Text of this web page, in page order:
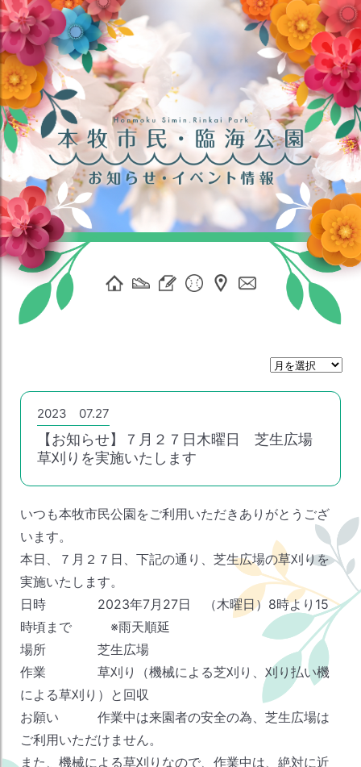
月
ア
イ
2023 07.27
【お知らせ】７月２７日木曜日 芝生広場
草刈りを実施いたします
いつも本牧市民公園をご利用いただきありがとうござ
います。
本日、７月２７日、下記の通り、芝生広場の草刈りを
実施いたします。
日時 2023年7月27日 （木曜日）8時より15
時頃まで ※雨天順延
場所 芝生広場
作業 草刈り（機械による芝刈り、刈り払い機
による草刈り）と回収
お願い 作業中は来園者の安全の為、芝生広場は
ご利用いただけません。
また、機械による草刈りなので、作業中は、絶対に近